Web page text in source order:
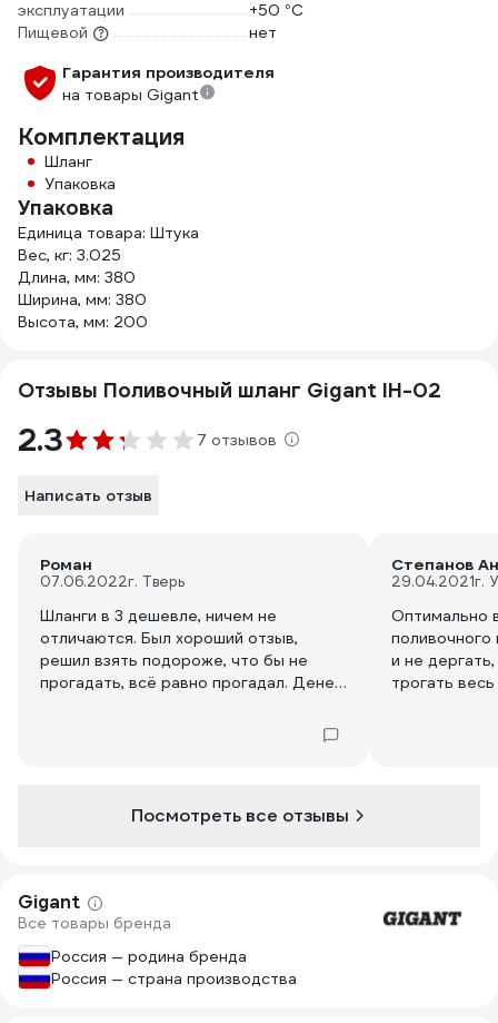
эксплуатации
+50 °С
Пищевой
нет
Гарантия производителя
на товары Gigant
Комплектация
Шланг
Упаковка
Упаковка
Единица товара: Штука
Вес, кг: 3.025
Длина, мм: 380
Ширина, мм: 380
Высота, мм: 200
Отзывы Поливочный шланг Gigant IH-02
2.3 7 отзывов
Написать отзыв
Роман
07.06.2022г. Тверь
Шланги в 3 дешевле, ничем не
отличаются. Был хороший отзыв,
решил взять подороже, что бы не
прогадать, всё равно прогадал. Денег
Степанов
29.04.2021г.
Оптимально
поливочного
и не
трогать
Посмотреть все отзывы
Gigant
Все товары бренда
Россия — родина бренда
Россия — страна производства